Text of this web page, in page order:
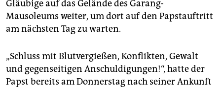
Gläubige auf das Gelände des Garang-
Mausoleums weiter, um dort auf den Papstauftritt
am nächsten Tag zu warten.
„Schluss mit Blutvergießen, Konflikten, Gewalt
und gegenseitigen Anschuldigungen!“, hatte der
Papst bereits am Donnerstag nach seiner Ankunft